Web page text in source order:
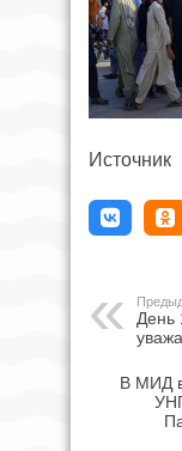
Источник
День
В МИД